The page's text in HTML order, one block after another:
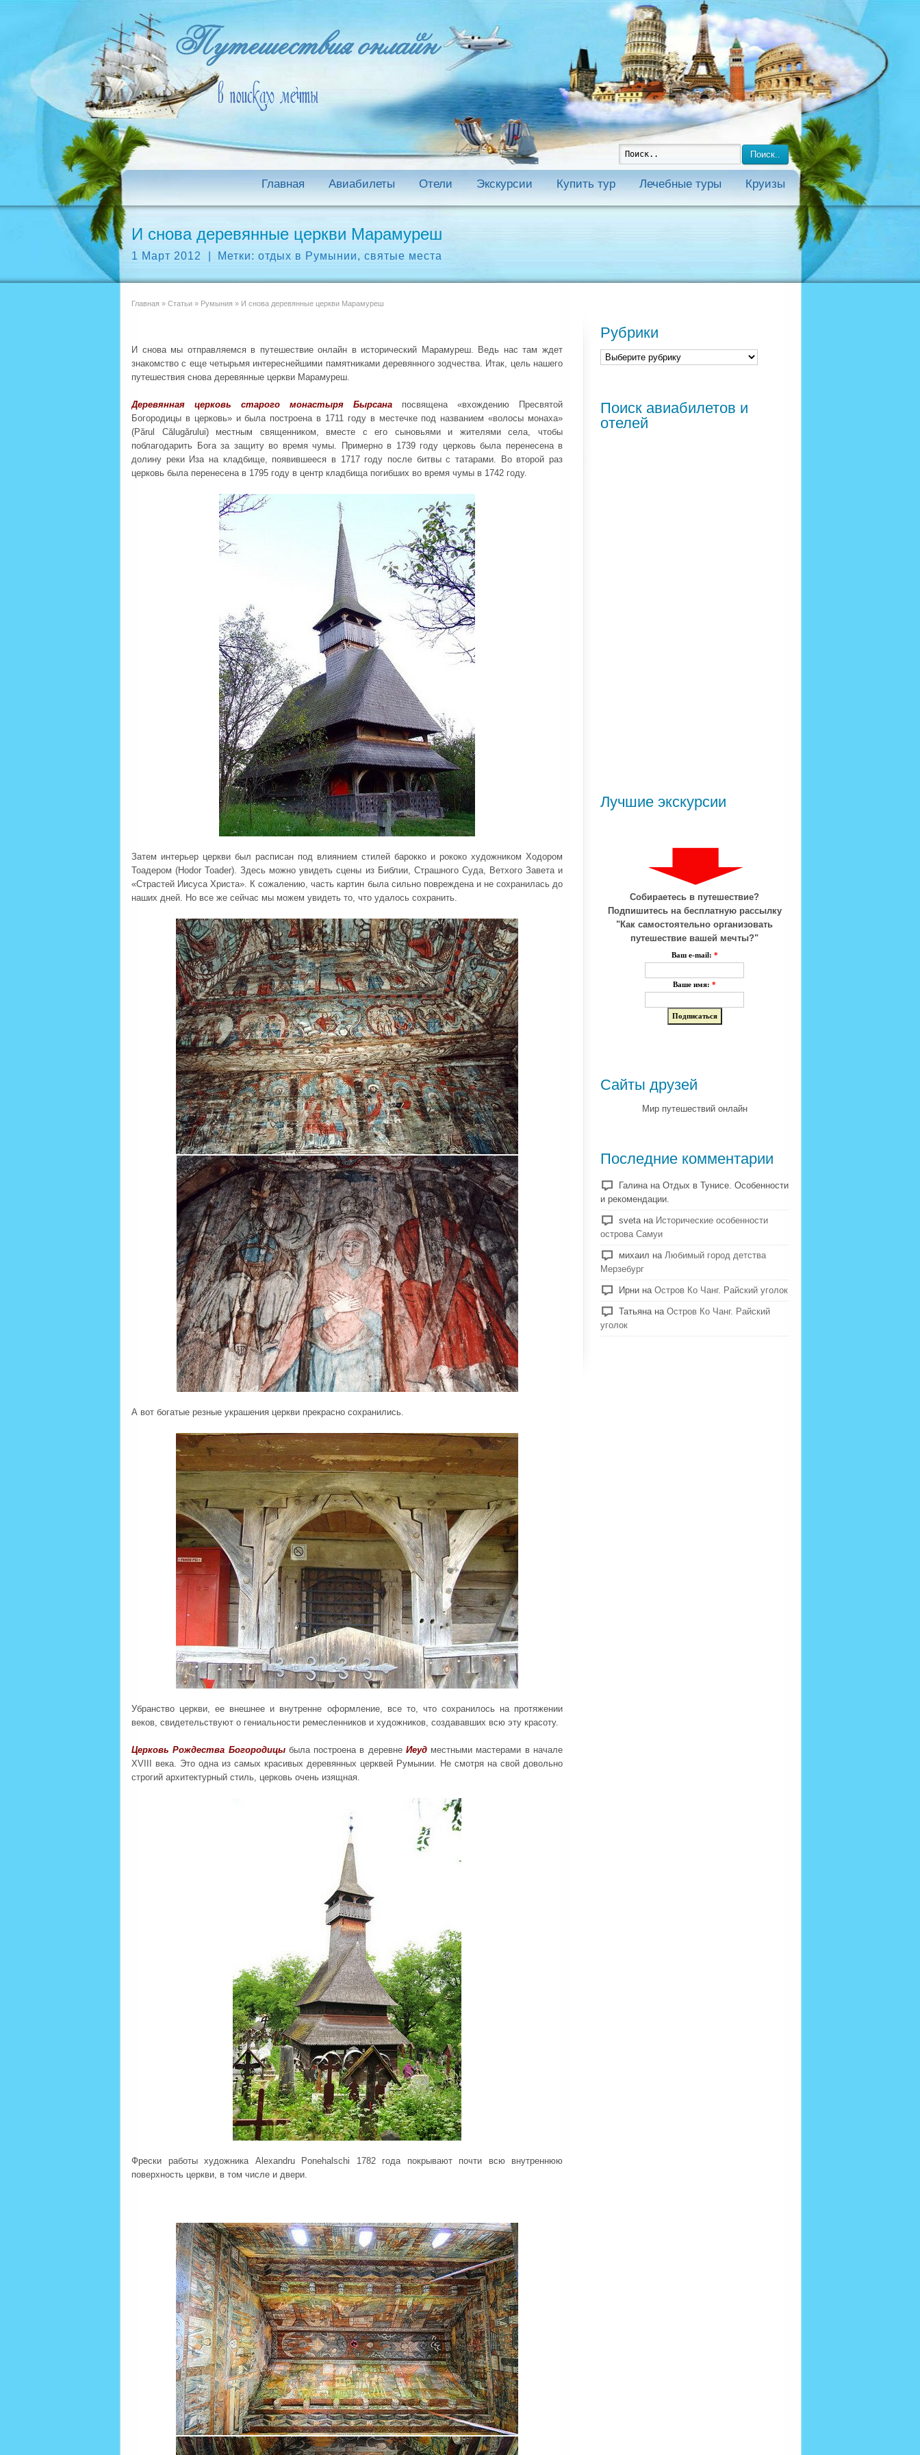
Поиск..
Главная Авиабилеты Отели Экскурсии Купить тур Лечебные туры Круизы
И снова деревянные церкви Марамуреш
1 Март 2012 Метки:отдых в Румынии,святые места
Главная » Статьи » Румыния » И снова деревянные церкви Марамуреш
И снова мы отправляемся в путешествие онлайн в исторический Марамуреш. Ведь нас там ждет
знакомство с еще четырьмя интереснейшими памятниками деревянного зодчества. Итак, цель нашего
путешествия снова деревянные церкви Марамуреш.
Деревянная церковь старого монастыря Бырсана посвящена «вхождению Пресвятой
Богородицы в церковь» и была построена в 1711 году в местечке под названием «волосы монаха»
(Părul Călugărului) местным священником, вместе с его сыновьями и жителями села, чтобы
поблагодарить Бога за защиту во время чумы. Примерно в 1739 году церковь была перенесена в
долину реки Иза на кладбище, появившееся в 1717 году после битвы с татарами. Во второй раз
церковь была перенесена в 1795 году в центр кладбища погибших во время чумы в 1742 году.
Затем интерьер церкви был расписан под влиянием стилей барокко и рококо художником Ходором
Тоадером (Hodor Toader). Здесь можно увидеть сцены из Библии, Страшного Суда, Ветхого Завета и
«Страстей Иисуса Христа». К сожалению, часть картин была сильно повреждена и не сохранилась до
наших дней. Но все же сейчас мы можем увидеть то, что удалось сохранить.
А вот богатые резные украшения церкви прекрасно сохранились.
Убранство церкви, ее внешнее и внутренне оформление, все то, что сохранилось на протяжении
веков, свидетельствуют о гениальности ремесленников и художников, создававших всю эту красоту.
Церковь Рождества Богородицыбыла построена в деревне Иеудместными мастерами в начале
XVIII века. Это одна из самых красивых деревянных церквей Румынии. Не смотря на свой довольно
строгий архитектурный стиль, церковь очень изящная.
Фрески работы художника Alexandru Ponehalschi 1782 года покрывают почти всю внутреннюю
поверхность церкви, в том числе и двери.
Рубрики
Поиск авиабилетов и
отелей
Лучшие экскурсии
Собираетесь в путешествие?
Подпишитесь на бесплатную рассылку
"Как самостоятельно организовать
путешествие вашей мечты?"
Ваш e-mail: *
Ваше имя: *
Сайты друзей
Мир путешествий онлайн
Последние комментарии
Галина на Отдых в Тунисе. Особенности
и рекомендации.
sveta на Исторические особенности
острова Самуи
михаил на Любимый город детства
Мерзебург
Ирни на Остров Ко Чанг. Райский уголок
Татьяна на Остров Ко Чанг. Райский
уголок